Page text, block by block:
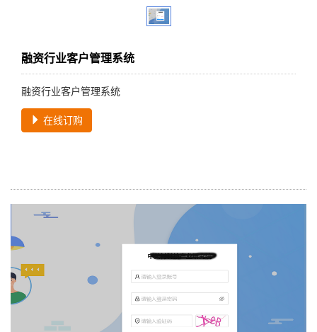
融资行业客户管理系统
融资行业客户管理系统
在线订购